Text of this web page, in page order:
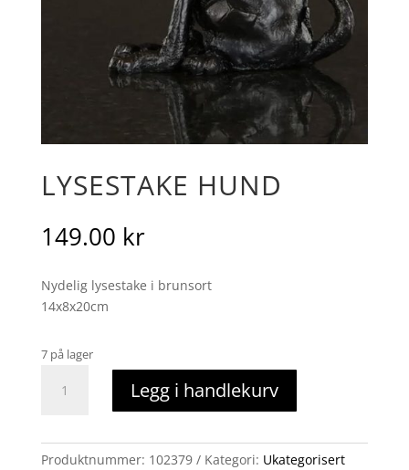
LYSESTAKE HUND
149.00 kr
Nydelig lysestake i brunsort
14x8x20cm
7 på lager
hund
Legg i handlekurv
Produktnummer: 102379 Kategori: Ukategorisert